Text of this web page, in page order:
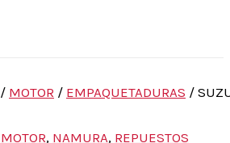
/ MOTOR / EMPAQUETADURAS /
MOTOR, NAMURA, REPUESTOS